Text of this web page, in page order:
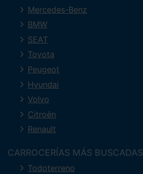
Mercedes-Benz
BMW
SEAT
Toyota
Peugeot
Hyundai
Volvo
Citroën
Renault
CARROCERÍAS MÁS BUSCADAS
Todoterreno